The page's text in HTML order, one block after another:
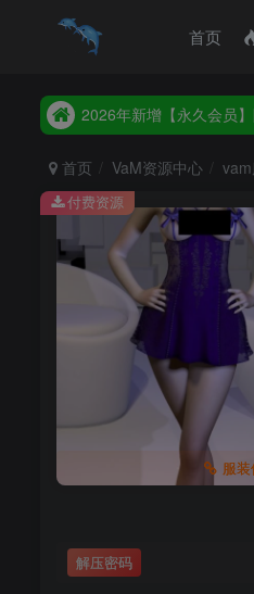
首页
2026年新增【永久会员
2026年新增【永久会员
首页 VaM资源中心
服
解压密码
付费资源